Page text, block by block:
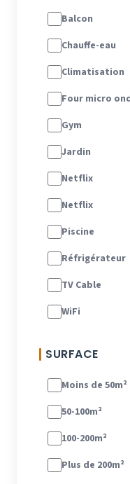
Balcon
Chauffe-eau
Climatisation
Four micro
Gym
Jardin
Netflix
Netflix
Piscine
Réfrigérateur
TV Cable
WiFi
SURFACE
Moins de 50m²
50-100m²
100-200m²
Plus de 200m²